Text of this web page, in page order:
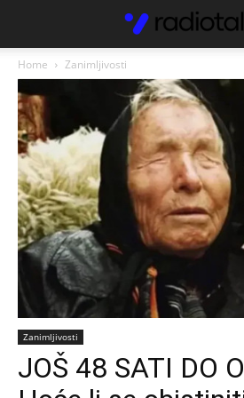
Home Zanimljivosti
Zanimljivosti
JOŠ 48 SATI DO